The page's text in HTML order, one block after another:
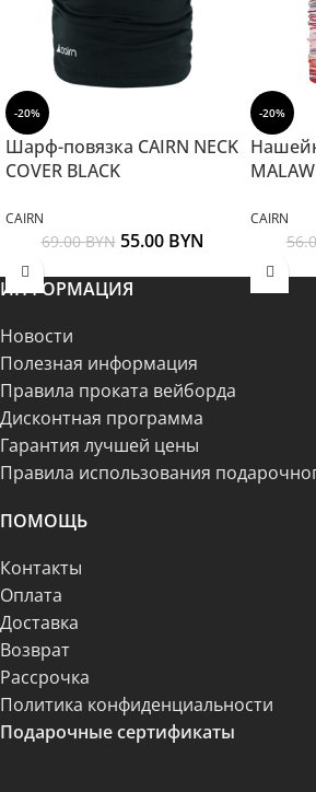
-20%
Шарф-повязка CAIRN NECK
COVER BLACK
CAIRN
69.00BYN 55.00 BYN
-20%
CAIRN
ИНФОРМАЦИЯ
Новости
Полезная информация
Правила проката вейборда
Дисконтная программа
Гарантия лучшей цены
Правила использования
ПОМОЩЬ
Контакты
Оплата
Доставка
Возврат
Рассрочка
Политика конфиденциальности
Подарочные сертификаты